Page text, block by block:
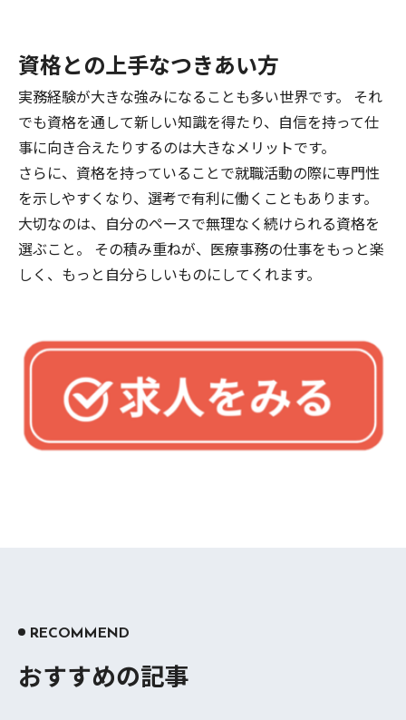
資格との上手なつきあい方
実務経験が大きな強みになることも多い世界です。 それ
でも資格を通して新しい知識を得たり、自信を持って仕
事に向き合えたりするのは大きなメリットです。
さらに、資格を持っていることで就職活動の際に専門性
を示しやすくなり、選考で有利に働くこともあります。
大切なのは、自分のペースで無理なく続けられる資格を
選ぶこと。 その積み重ねが、医療事務の仕事をもっと楽
しく、もっと自分らしいものにしてくれます。
RECOMMEND
おすすめの記事